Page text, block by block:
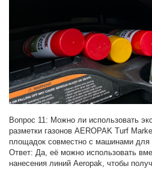
Вопрос 11: Можно ли использовать
разметки газонов AEROPAK Turf
площадок совместно с машинами для
Ответ: Да, её можно использовать
нанесения линий Aeropak, чтобы